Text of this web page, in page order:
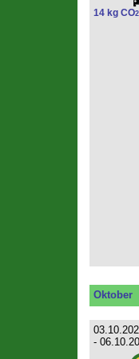
14 kg CO2
Oktober
-